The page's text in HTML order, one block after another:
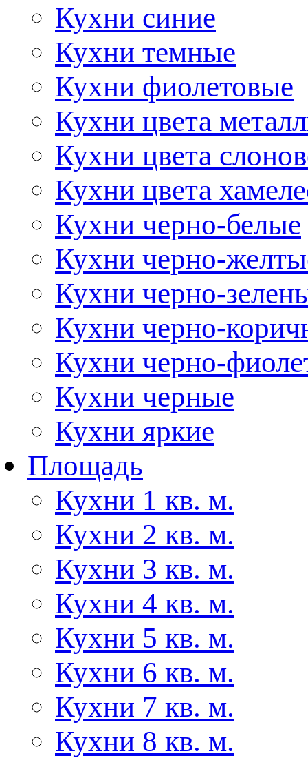
Кухни синие
Кухни темные
Кухни фиолетовые
Кухни цвета
Кухни цвета
Кухни цвета
Кухни черно-белые
Кухни черно-
Кухни черно-
Кухни черно-
Кухни черно-
Кухни черные
Кухни яркие
Площадь
Кухни 1 кв. м.
Кухни 2 кв. м.
Кухни 3 кв. м.
Кухни 4 кв. м.
Кухни 5 кв. м.
Кухни 6 кв. м.
Кухни 7 кв. м.
Кухни 8 кв. м.